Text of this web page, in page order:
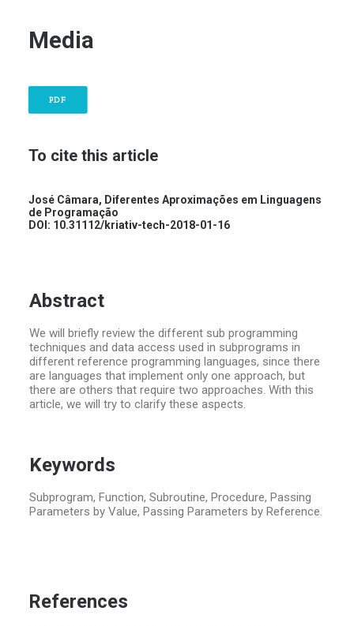
Media
PDF
To cite this article
José Câmara, Diferentes Aproximações em Linguagens
de Programação
DOI: 10.31112/kriativ-tech-2018-01-16
Abstract
We will briefly review the different sub programming
techniques and data access used in subprograms in
different reference programming languages, since there
are languages that implement only one approach, but
there are others that require two approaches. With this
article, we will try to clarify these aspects.
Keywords
Subprogram, Function, Subroutine, Procedure, Passing
Parameters by Value, Passing Parameters by Reference.
References